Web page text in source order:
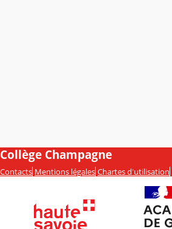
Collège Champagne
Contacts Mentions légales Chartes d'utilisation